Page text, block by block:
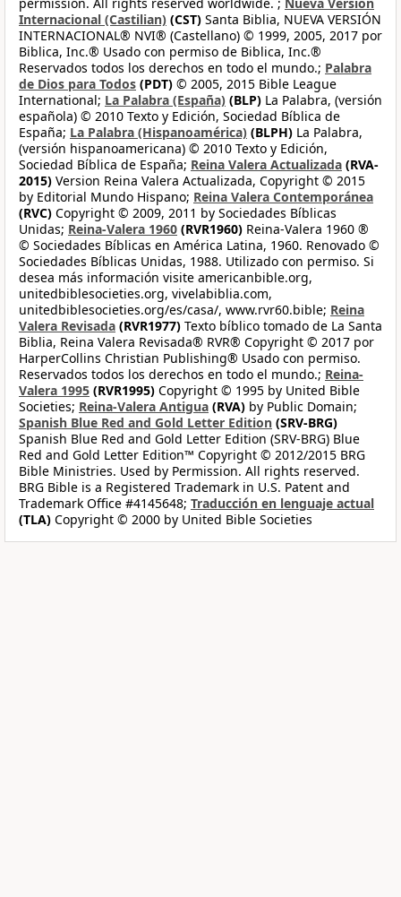
Internacional (Castilian) (CST) Santa Biblia, NUEVA VERSIÓN
INTERNACIONAL® NVI® (Castellano) © 1999, 2005, 2017 por
Biblica, Inc.® Usado con permiso de Biblica, Inc.®
Reservados todos los derechos en todo el mundo.; Palabra
de Dios para Todos (PDT) © 2005, 2015 Bible League
International; La Palabra (España) (BLP) La Palabra, (versión
española) © 2010 Texto y Edición, Sociedad Bíblica de
España; La Palabra (Hispanoamérica) (BLPH) La Palabra,
(versión hispanoamericana) © 2010 Texto y Edición,
Sociedad Bíblica de España; Reina Valera Actualizada (RVA-
2015) Version Reina Valera Actualizada, Copyright © 2015
by Editorial Mundo Hispano; Reina Valera Contemporánea
(RVC) Copyright © 2009, 2011 by Sociedades Bíblicas
Unidas; Reina-Valera 1960 (RVR1960) Reina-Valera 1960 ®
© Sociedades Bíblicas en América Latina, 1960. Renovado ©
Sociedades Bíblicas Unidas, 1988. Utilizado con permiso. Si
desea más información visite americanbible.org,
unitedbiblesocieties.org, vivelabiblia.com,
unitedbiblesocieties.org/es/casa/, www.rvr60.bible; Reina
Valera Revisada (RVR1977) Texto bíblico tomado de La Santa
Biblia, Reina Valera Revisada® RVR® Copyright © 2017 por
HarperCollins Christian Publishing® Usado con permiso.
Reservados todos los derechos en todo el mundo.; Reina-
Valera 1995 (RVR1995) Copyright © 1995 by United Bible
Societies; Reina-Valera Antigua (RVA) by Public Domain;
Spanish Blue Red and Gold Letter Edition (SRV-BRG)
Spanish Blue Red and Gold Letter Edition (SRV-BRG) Blue
Red and Gold Letter Edition™ Copyright © 2012/2015 BRG
Bible Ministries. Used by Permission. All rights reserved.
BRG Bible is a Registered Trademark in U.S. Patent and
Trademark Office #4145648; Traducción en lenguaje actual
(TLA) Copyright © 2000 by United Bible Societies